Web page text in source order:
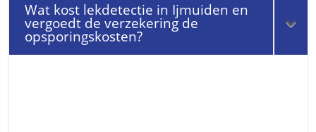
Wat kost lekdetectie in Ijmuiden en
vergoedt de verzekering de
opsporingskosten?